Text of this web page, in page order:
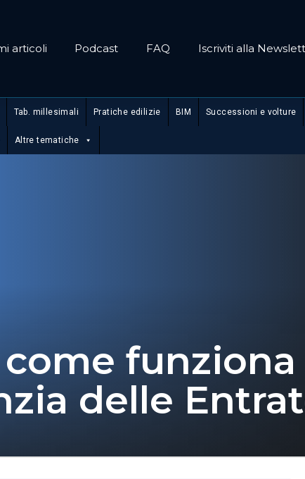
articoli Podcast FAQ Iscriviti alla
Tab. millesimali Pratiche edilizie BIM Successioni e volture
Altre tematiche
funziona
delle